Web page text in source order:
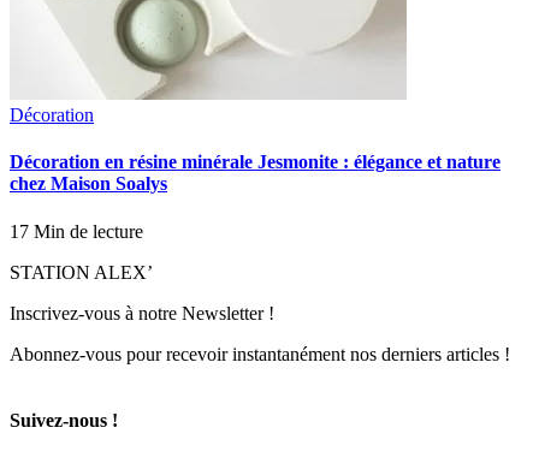
Décoration
Décoration en résine minérale Jesmonite : élégance et nature
chez Maison Soalys
17 Min de lecture
STATION ALEX’
Inscrivez-vous à notre Newsletter !
Abonnez-vous pour recevoir instantanément nos derniers articles !
Suivez-nous !